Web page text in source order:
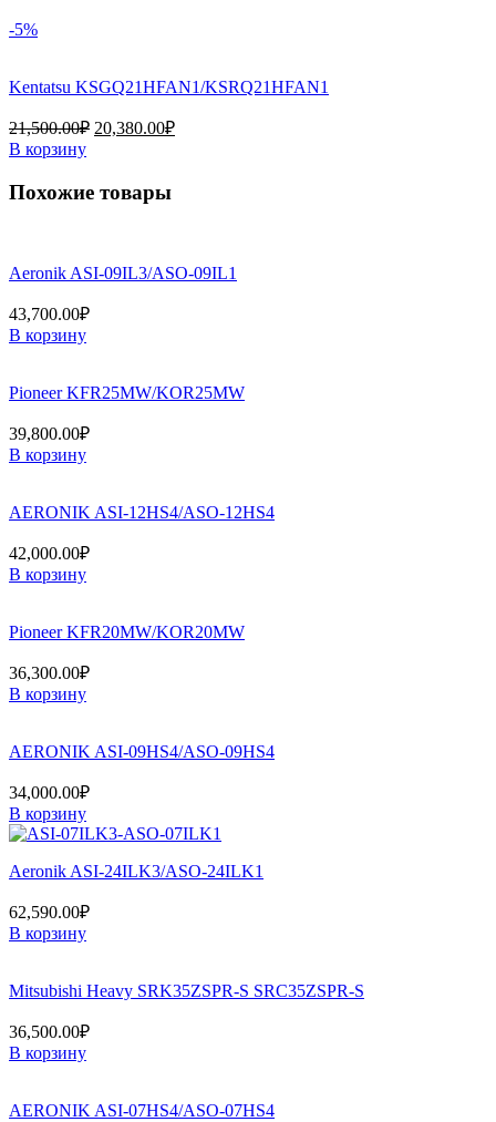
-5%
Kentatsu KSGQ21HFAN1/KSRQ21HFAN1
21,500.00₽ Первоначальная
21,500.00₽.
20,380.00₽Текущая
В корзину
Похожие товары
Aeronik ASI-09IL3/ASO-09IL1
43,700.00₽
В корзину
Pioneer KFR25MW/KOR25MW
39,800.00₽
В корзину
AERONIK ASI-12HS4/ASO-12HS4
42,000.00₽
В корзину
Pioneer KFR20MW/KOR20MW
36,300.00₽
В корзину
AERONIK ASI-09HS4/ASO-09HS4
34,000.00₽
В корзину
Aeronik ASI-24ILK3/ASO-24ILK1
62,590.00₽
В корзину
Mitsubishi Heavy SRK35ZSPR-S SRC35ZSPR-S
36,500.00₽
В корзину
AERONIK ASI-07HS4/ASO-07HS4